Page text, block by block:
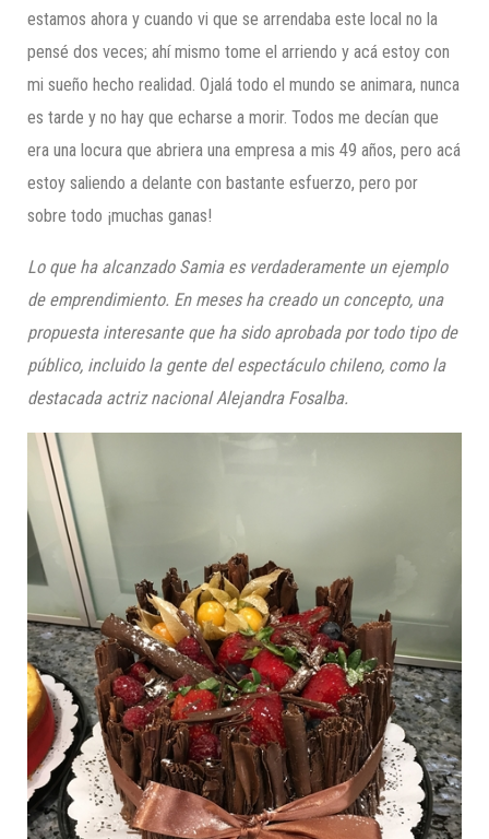
estamos ahora y cuando vi que se arrendaba este local no la
pensé dos veces; ahí mismo tome el arriendo y acá estoy con
mi sueño hecho realidad. Ojalá todo el mundo se animara, nunca
es tarde y no hay que echarse a morir. Todos me decían que
era una locura que abriera una empresa a mis 49 años, pero acá
estoy saliendo a delante con bastante esfuerzo, pero por
sobre todo ¡muchas ganas!
Lo que ha alcanzado Samia es verdaderamente un ejemplo
de emprendimiento. En meses ha creado un concepto, una
propuesta interesante que ha sido aprobada por todo tipo de
público, incluido la gente del espectáculo chileno, como la
destacada actriz nacional Alejandra Fosalba.